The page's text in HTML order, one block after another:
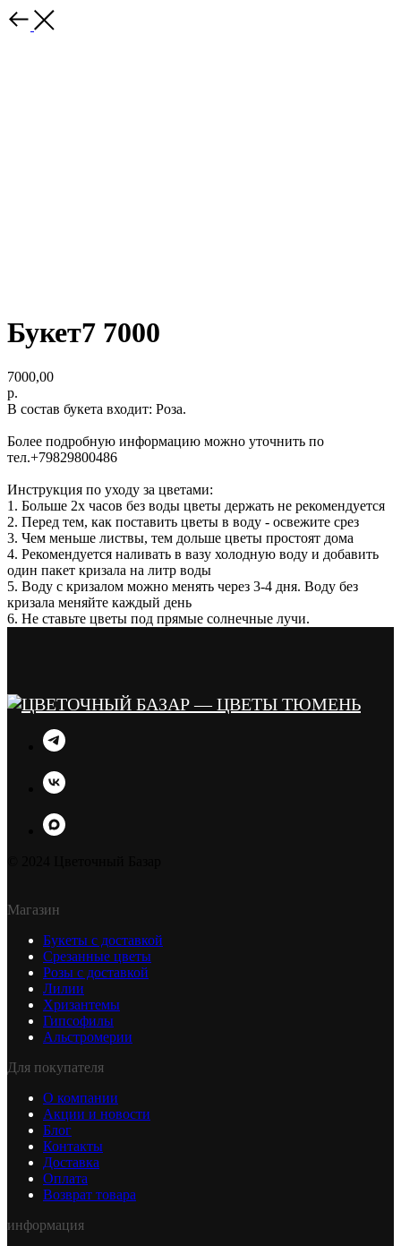
Букет7 7000
7000,00
р.
В состав букета входит: Роза.
Более подробную информацию можно уточнить по
тел.+79829800486
Инструкция по уходу за цветами:
1. Больше 2х часов без воды цветы держать не рекомендуется
2. Перед тем, как поставить цветы в воду - освежите срез
3. Чем меньше листвы, тем дольше цветы простоят дома
4. Рекомендуется наливать в вазу холодную воду и добавить
один пакет кризала на литр воды
5. Воду с кризалом можно менять через 3-4 дня. Воду без
кризала меняйте каждый день
6. Не ставьте цветы под прямые солнечные лучи.
Магазин
Букеты с доставкой
Срезанные цветы
Розы с доставкой
Лилии
Хризантемы
Гипсофилы
Альстромерии
Для покупателя
О компании
Акции и новости
Блог
Контакты
Доставка
Оплата
Возврат товара
информация